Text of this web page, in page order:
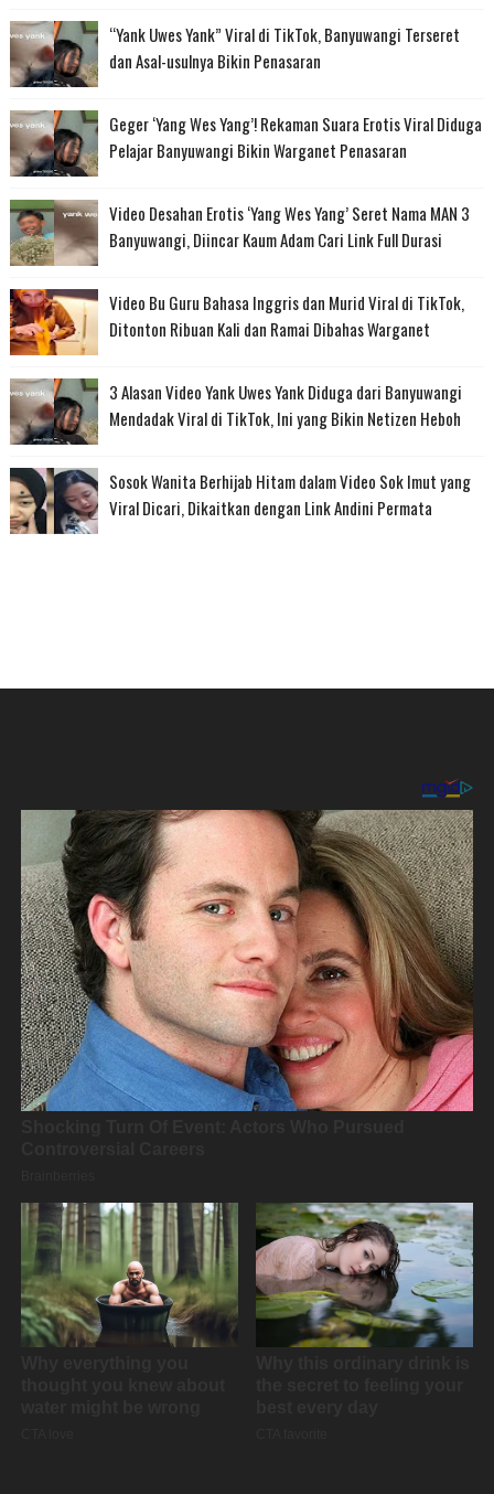
“Yank Uwes Yank” Viral di TikTok, Banyuwangi Terseret
dan Asal-usulnya Bikin Penasaran
Geger ‘Yang Wes Yang’! Rekaman Suara Erotis Viral Diduga
Pelajar Banyuwangi Bikin Warganet Penasaran
Video Desahan Erotis ‘Yang Wes Yang’ Seret Nama MAN 3
Banyuwangi, Diincar Kaum Adam Cari Link Full Durasi
Video Bu Guru Bahasa Inggris dan Murid Viral di TikTok,
Ditonton Ribuan Kali dan Ramai Dibahas Warganet
3 Alasan Video Yank Uwes Yank Diduga dari Banyuwangi
Mendadak Viral di TikTok, Ini yang Bikin Netizen Heboh
Sosok Wanita Berhijab Hitam dalam Video Sok Imut yang
Viral Dicari, Dikaitkan dengan Link Andini Permata